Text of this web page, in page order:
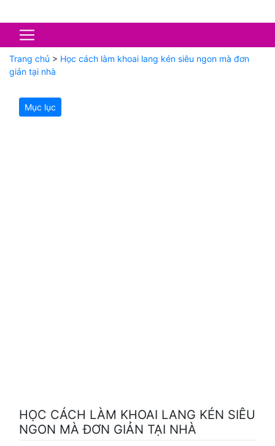
Trang chủ > Học cách làm khoai lang kén siêu ngon mà đơn
giản tại nhà
Mục lục
HỌC CÁCH LÀM KHOAI LANG KÉN SIÊU
NGON MÀ ĐƠN GIẢN TẠI NHÀ